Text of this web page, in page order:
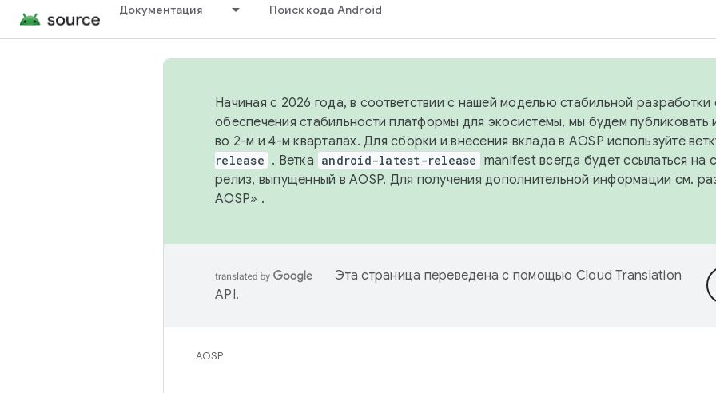
Документация Поиск кода Android
Начиная с 2026 года, в соответствии с нашей моделью стабильной разработки
обеспечения стабильности платформы для экосистемы, мы будем публиковать
во 2-м и 4-м кварталах. Для сборки и внесения вклада в AOSP используйте
release . Ветка android-latest-release manifest всегда будет ссылаться на
релиз, выпущенный в AOSP. Для получения дополнительной информации см.
AOSP» .
Эта страница переведена с помощью Cloud Translation
API.
AOSP